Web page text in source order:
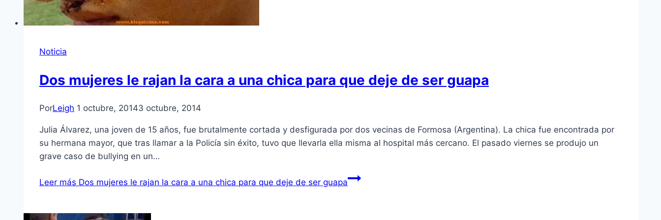
Noticia
Dos mujeres le rajan la cara a una chica para que deje de ser guapa
PorLeigh 1 octubre, 20143 octubre, 2014
Julia Álvarez, una joven de 15 años, fue brutalmente cortada y desfigurada por dos vecinas de Formosa (Argentina). La chica fue encontrada por
su hermana mayor, que tras llamar a la Policía sin éxito, tuvo que llevarla ella misma al hospital más cercano. El pasado viernes se produjo un
grave caso de bullying en un…
Leer más Dos mujeres le rajan la cara a una chica para que deje de ser guapa